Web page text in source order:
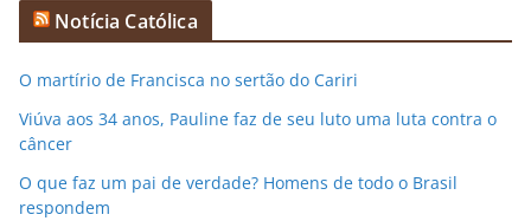
Notícia Católica
O martírio de Francisca no sertão do Cariri
Viúva aos 34 anos, Pauline faz de seu luto uma luta contra o
câncer
O que faz um pai de verdade? Homens de todo o Brasil
respondem